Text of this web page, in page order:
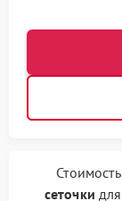
сеточки